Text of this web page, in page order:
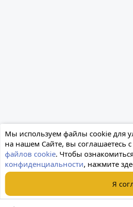
Мы используем файлы cookie для
на нашем Сайте, вы соглашаетесь с
файлов cookie. Чтобы
конфиденциальности, нажмите
Я